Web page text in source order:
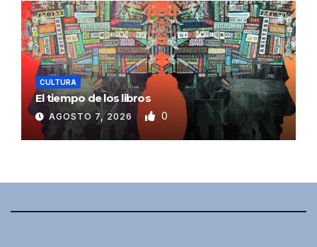
CULTURA
El tiempo de los libros
AGOSTO 7, 2026 0